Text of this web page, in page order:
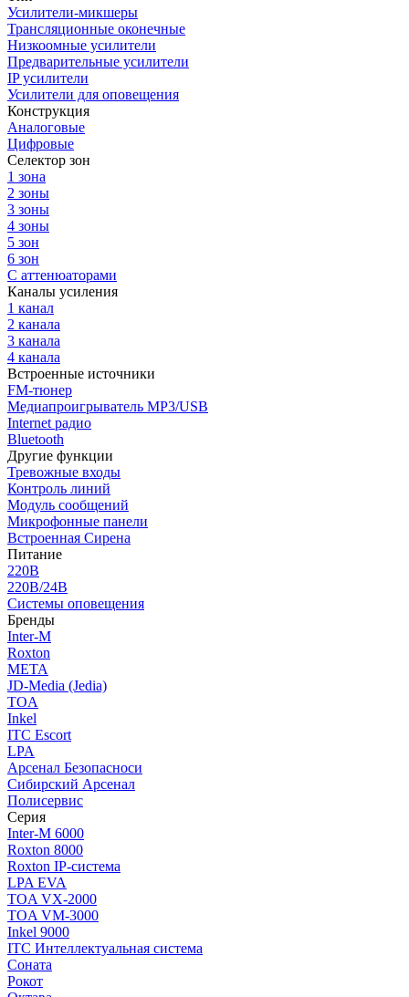
Усилители-микшеры
Трансляционные оконечные
Низкоомные усилители
Предварительные усилители
IP усилители
Усилители для оповещения
Конструкция
Аналоговые
Цифровые
Селектор зон
1 зона
2 зоны
3 зоны
4 зоны
5 зон
6 зон
С аттенюаторами
Каналы усиления
1 канал
2 канала
3 канала
4 канала
Встроенные источники
FM-тюнер
Медиапроигрыватель MP3/USB
Internet радио
Bluetooth
Другие функции
Тревожные входы
Контроль линий
Модуль сообщений
Микрофонные панели
Встроенная Сирена
Питание
220В
220В/24В
Системы оповещения
Бренды
Inter-M
Roxton
МЕТА
JD-Media (Jedia)
TOA
Inkel
ITC Escort
LPA
Арсенал Безопасноси
Сибирский Арсенал
Полисервис
Серия
Inter-M 6000
Roxton 8000
Roxton IP-система
LPA EVA
TOA VX-2000
TOA VM-3000
Inkel 9000
ITC Интеллектуальная система
Соната
Рокот